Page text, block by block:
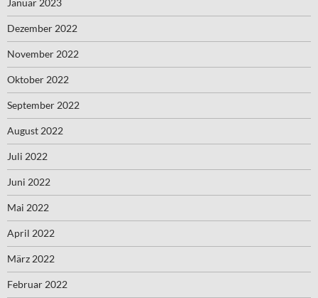
Januar 2023
Dezember 2022
November 2022
Oktober 2022
September 2022
August 2022
Juli 2022
Juni 2022
Mai 2022
April 2022
März 2022
Februar 2022